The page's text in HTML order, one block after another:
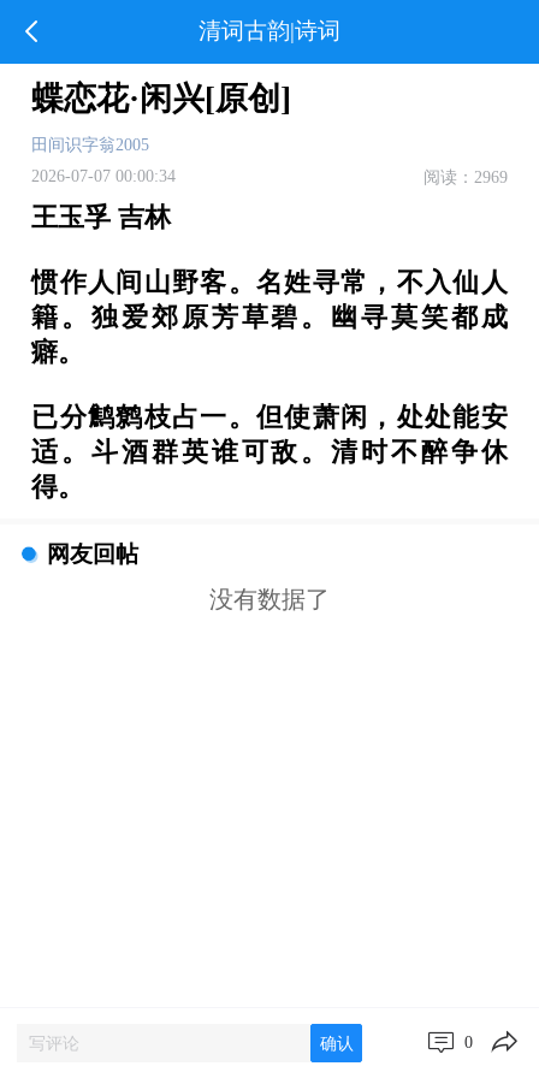
清词古韵|诗词
蝶恋花·闲兴[原创]
田间识字翁2005
2026-07-07 00:00:34
阅读：2969
王玉孚 吉林
惯作人间山野客。名姓寻常，不入仙人
籍。独爱郊原芳草碧。幽寻莫笑都成
癖。
已分鹪鹩枝占一。但使萧闲，处处能安
适。斗酒群英谁可敌。清时不醉争休
得。
网友回帖
没有数据了
确认 0